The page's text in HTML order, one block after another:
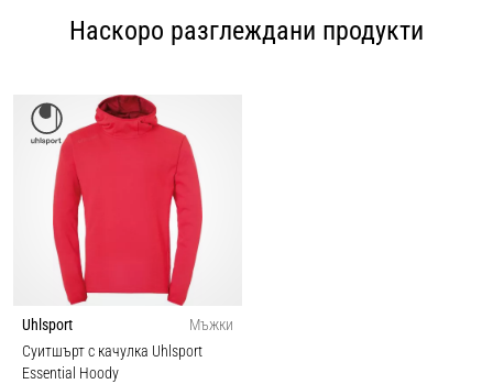
Наскоро разглеждани продукти
Uhlsport
Мъжки
Суитшърт с качулка Uhlsport
Essential Hoody